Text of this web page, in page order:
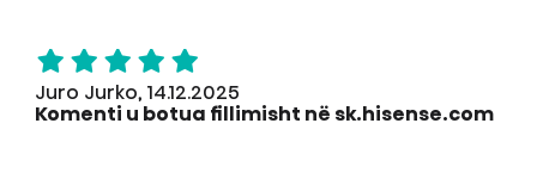
Juro Jurko, 14.12.2025
Komenti u botua fillimisht në sk.hisense.com